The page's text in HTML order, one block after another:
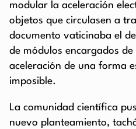
modular la aceleración
objetos que circulasen a
documento vaticinaba el
de módulos encargados
aceleración de una forma
imposible.
La comunidad científica
nuevo planteamiento,